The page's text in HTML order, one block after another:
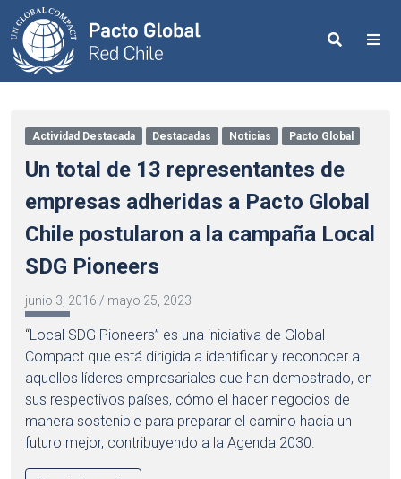
Search
Actividad Destacada Destacadas Noticias Pacto Global
Un total de 13 representantes de
empresas adheridas a Pacto Global
Chile postularon a la campaña Local
SDG Pioneers
junio 3, 2016 / mayo 25, 2023
“Local SDG Pioneers” es una iniciativa de Global
Compact que está dirigida a identificar y reconocer a
aquellos líderes empresariales que han demostrado, en
sus respectivos países, cómo el hacer negocios de
manera sostenible para preparar el camino hacia un
futuro mejor, contribuyendo a la Agenda 2030.